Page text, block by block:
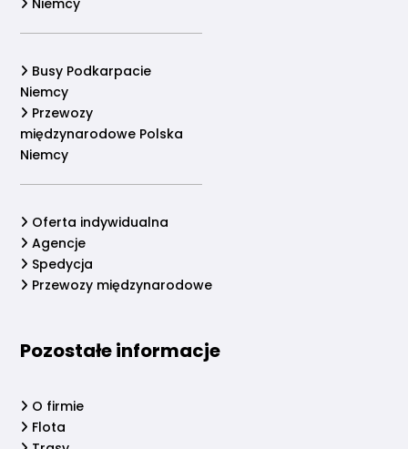
Niemcy
Busy Podkarpacie
Niemcy
Przewozy
międzynarodowe Polska
Niemcy
Oferta indywidualna
Agencje
Spedycja
Przewozy międzynarodowe
Pozostałe informacje
O firmie
Flota